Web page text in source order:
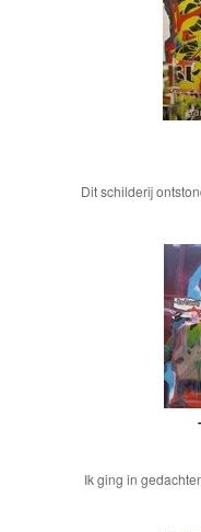
Dit schilderij
Ik ging in